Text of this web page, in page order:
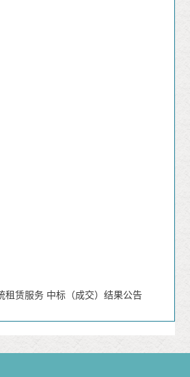
租赁服务 中标（成交）结果公告